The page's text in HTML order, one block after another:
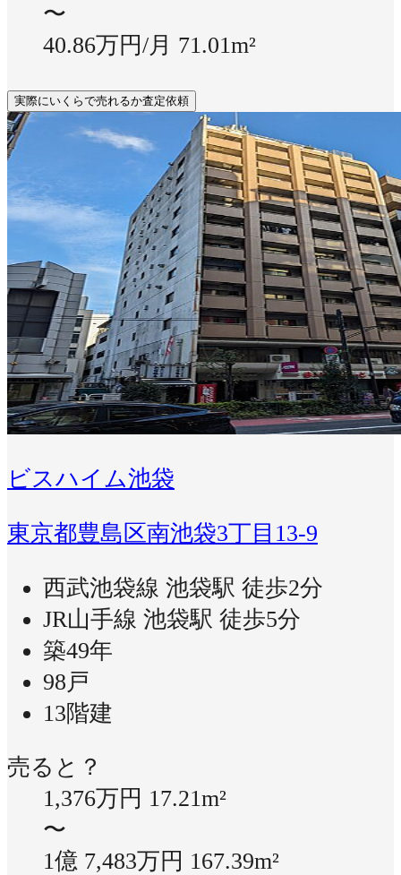
〜
40.86万円/月 71.01m²
実際にいくらで売れるか査定依頼
ビスハイム池袋
東京都豊島区南池袋3丁目13-9
西武池袋線 池袋駅 徒歩2分
JR山手線 池袋駅 徒歩5分
築49年
98戸
13階建
売ると？
1,376万円 17.21m²
〜
1億 7,483万円 167.39m²